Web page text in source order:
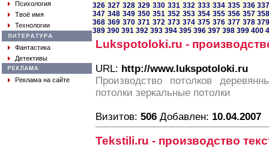
Психология
Твоё имя
Технологии
Фантастика
Детективы
Реклама на сайте
326 327 328 329 330 331 332 333 334 335 336
347 348 349 350 351 352 353 354 355 356 357
368 369 370 371 372 373 374 375 376 377 378
389 390 391 392 393 394 395 396 397 398 399 400
Lukspotoloki.ru -
URL: http://www.lukspotoloki.ru
Производство потолков
потолки зеркальные потолки
Визитов: 506 Добавлен: 10.04.2007
Tekstili.ru - производство